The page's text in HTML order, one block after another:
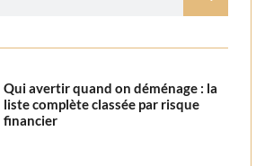
Qui avertir quand on déménage : la
liste complète classée par risque
financier